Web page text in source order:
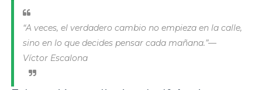
“A veces, el verdadero cambio no empieza en la calle,
sino en lo que decides pensar cada mañana.”—
Víctor Escalona